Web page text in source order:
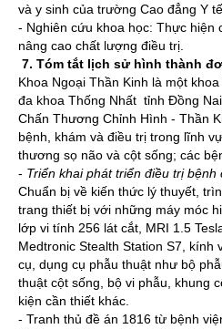
và y sinh của trường Cao đẳng Y
- Nghiên cứu khoa học: Thực hiện
nâng cao chất lượng điều trị.
7. Tóm tắt lịch sử hình thành
Khoa Ngoại Thần Kinh là một
đa khoa Thống Nhất tỉnh Đồng
Chấn Thương Chỉnh Hình - Thần
bệnh, khám và điều trị trong lĩnh
thương sọ não và cột sống; các
- Triển khai phát triển điều trị
Chuẩn bị về kiến thức lý thuyết,
trang thiết bị với những máy móc
lớp vi tính 256 lát cắt, MRI 1.5
Medtronic Stealth Station S7, kính
cụ, dụng cụ phẫu thuật như bộ
thuật cột sống, bộ vi phẫu, khung
kiện cần thiết khác.
- Tranh thủ đề án 1816 từ bệnh